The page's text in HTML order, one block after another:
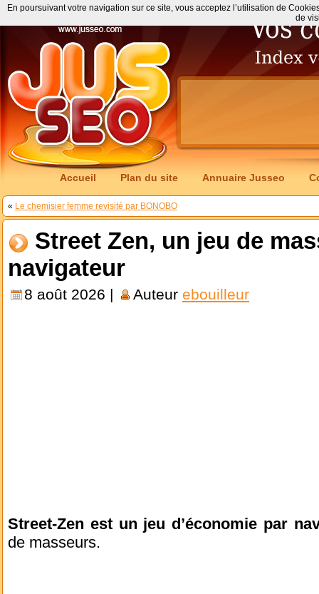
Accueil Plan du site Annuaire Jusseo
« Le chemisier femme revisité par BONOBO
Street Zen, un jeu de
navigateur
8 août 2026 | Auteur ebouilleur
Street-Zen est un jeu d’économie par
de masseurs.
En poursuivant votre navigation sur ce site, vous acceptez l’utilisation de
de